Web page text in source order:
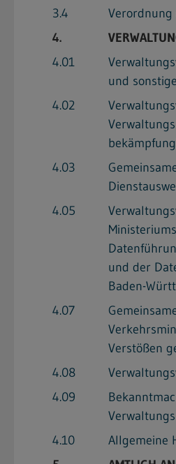
3.4
Verordnung
4.
4.01
und
4.02
4.03
4.05
und der
Baden-
4.07
Verstößen
4.08
4.09
4.10
Allgemeine